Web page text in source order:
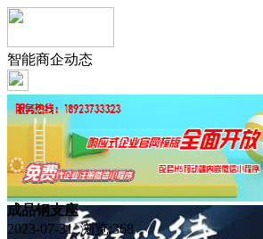
智能商企动态
成品钢支座
2023-07-31 浏览:368